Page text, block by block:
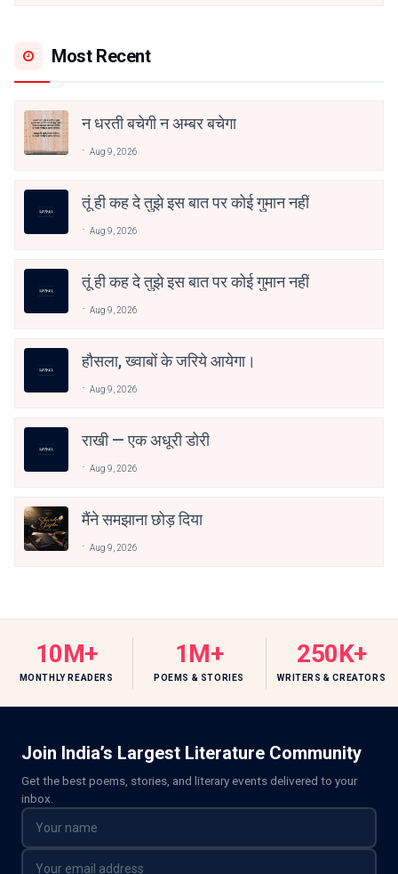
Most Recent
न धरती बचेगी न अम्बर बचेगा
Aug 9, 2026
तूं ही कह दे तुझे इस बात पर कोई गुमान नहीं
Aug 9, 2026
तूं ही कह दे तुझे इस बात पर कोई गुमान नहीं
Aug 9, 2026
हौसला, ख्वाबों के जरिये आयेगा।
Aug 9, 2026
राखी — एक अधूरी डोरी
Aug 9, 2026
मैंने समझाना छोड़ दिया
Aug 9, 2026
10M+
MONTHLY READERS
1M+
POEMS & STORIES
250K+
WRITERS & CREATORS
Join India’s Largest Literature Community
Get the best poems, stories, and literary events delivered to your
inbox.